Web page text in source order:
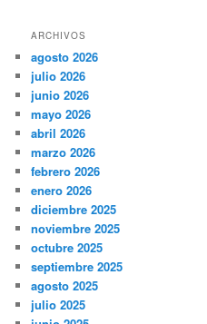
ARCHIVOS
agosto 2026
julio 2026
junio 2026
mayo 2026
abril 2026
marzo 2026
febrero 2026
enero 2026
diciembre 2025
noviembre 2025
octubre 2025
septiembre 2025
agosto 2025
julio 2025